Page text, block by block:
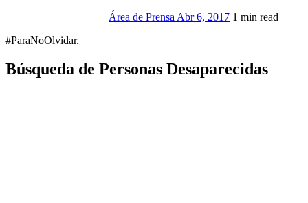
Área de Prensa Abr 6, 2017 1 min read
#ParaNoOlvidar.
Búsqueda de Personas Desaparecidas